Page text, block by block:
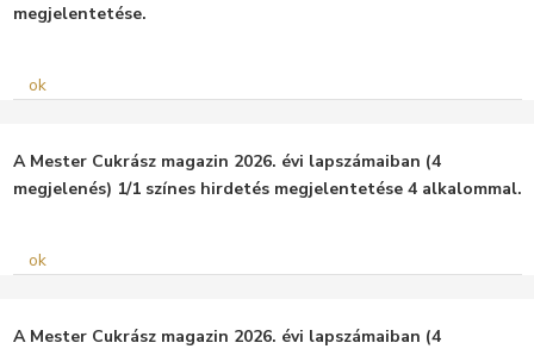
megjelentetése.
ok
A Mester Cukrász magazin 2026. évi lapszámaiban (4
megjelenés) 1/1 színes hirdetés megjelentetése 4 alkalommal.
ok
A Mester Cukrász magazin 2026. évi lapszámaiban (4